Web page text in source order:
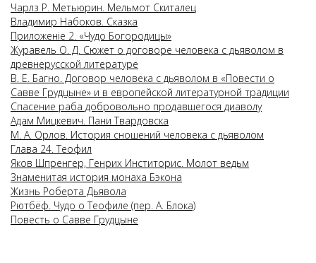
Чарлз Р. Метьюрин. Мельмот Скиталец
Владимир Набоков. Сказка
Приложенiе 2. «Чудо Богородицы»
Журавель О. Д. Сюжет о договоре человека с дьяволом в
древнерусской литературе
В. Е. Багно. Договор человека с дьяволом в «Повести о
Савве Грудцыне» и в европейской литературной традиции
Спасение раба добровольно продавшегося диаволу
Адам Мицкевич. Пани Твардовска
М. А. Орлов. История сношений человека с дьяволом
Глава 24. Теофил
Яков Шпренгер, Генрих Инститорис. Молот ведьм
Знаменитая история монаха Бэкона
Жизнь Роберта Дьявола
Рютбёф. Чудо о Теофиле (пер. А. Блока)
Повесть о Савве Грудцыне